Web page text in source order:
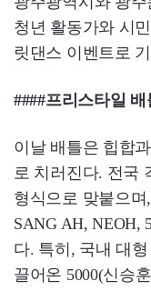
청년 활동가와 시
릿댄스 이벤트로
####프리스타일
이날 배틀은 힙합
로 치러진다. 전국
형식으로 맞붙으며
SANG AH, NEOH,
다. 특히, 국내 대
끌어온 5000(신승